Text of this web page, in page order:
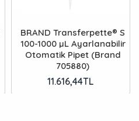
BRAND Transferpette® S
100-1000 µL Ayarlanabilir
Otomatik Pipet (Brand
705880)
11.616,44TL